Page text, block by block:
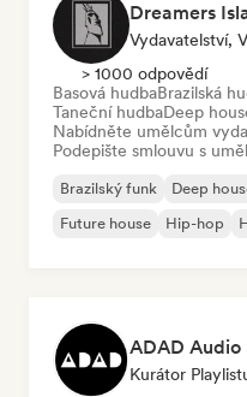
Dreamers
Vydavatelství,
> 1000 odpovědí
Basová hudbaBrazilská
Taneční hudbaDeep
Nabídněte umělcům
Podepište smlouvu s
Brazilský funk Deep
Future house
Hip-hop
ADAD Audio
Kurátor